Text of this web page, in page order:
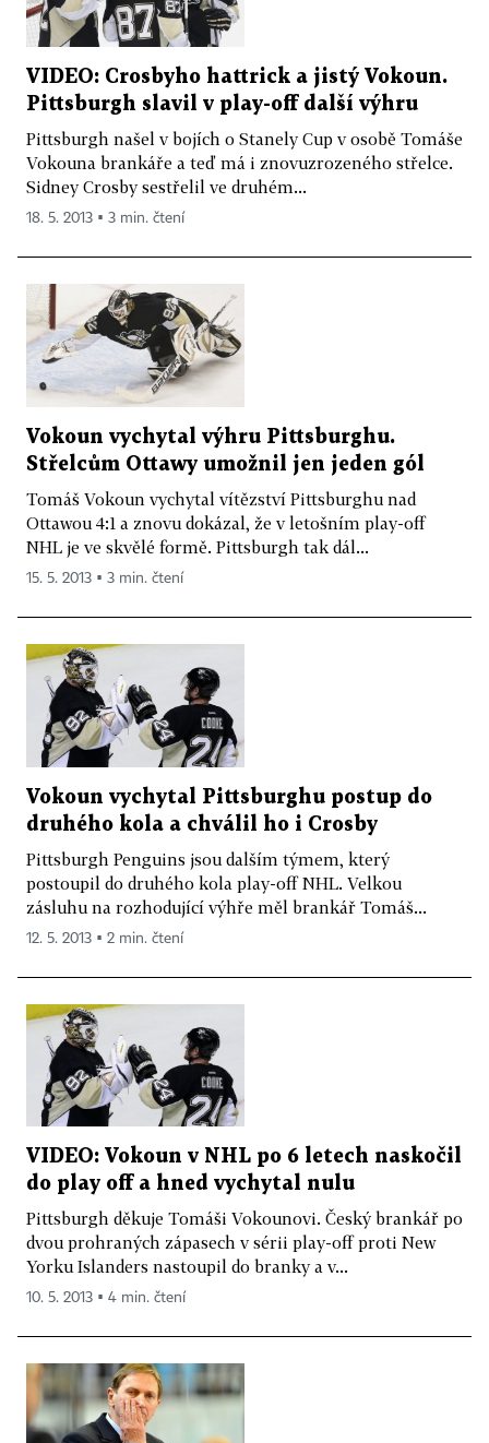
VIDEO: Crosbyho hattrick a jistý Vokoun.
Pittsburgh slavil v play-off další výhru
Pittsburgh našel v bojích o Stanely Cup v osobě Tomáše
Vokouna brankáře a teď má i znovuzrozeného střelce.
Sidney Crosby sestřelil ve druhém...
18. 5. 2013 ▪ 3 min. čtení
Vokoun vychytal výhru Pittsburghu.
Střelcům Ottawy umožnil jen jeden gól
Tomáš Vokoun vychytal vítězství Pittsburghu nad
Ottawou 4:1 a znovu dokázal, že v letošním play-off
NHL je ve skvělé formě. Pittsburgh tak dál...
15. 5. 2013 ▪ 3 min. čtení
Vokoun vychytal Pittsburghu postup do
druhého kola a chválil ho i Crosby
Pittsburgh Penguins jsou dalším týmem, který
postoupil do druhého kola play-off NHL. Velkou
zásluhu na rozhodující výhře měl brankář Tomáš...
12. 5. 2013 ▪ 2 min. čtení
VIDEO: Vokoun v NHL po 6 letech naskočil
do play off a hned vychytal nulu
Pittsburgh děkuje Tomáši Vokounovi. Český brankář po
dvou prohraných zápasech v sérii play-off proti New
Yorku Islanders nastoupil do branky a v...
10. 5. 2013 ▪ 4 min. čtení